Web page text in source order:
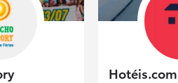
Hotéis.com